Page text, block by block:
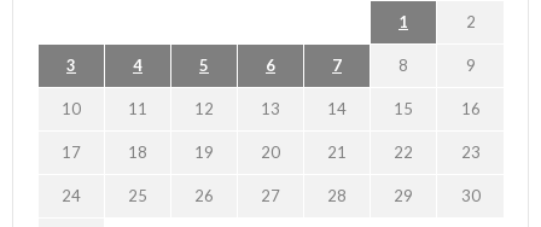
1 2
3 4 5 6 7 8 9
10 11 12 13 14 15 16
17 18 19 20 21 22 23
24 25 26 27 28 29 30